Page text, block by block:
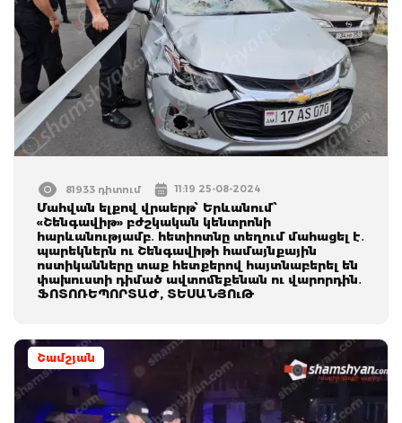
81933 դիտում 11:19 25-08-2024
Մահվան ելքով վրաերթ՝ Երևանում՝
«Շենգավիթ» բժշկական կենտրոնի
հարևանությամբ․ հետիոտնը տեղում մահացել է․
պարեկներն ու Շենգավիթի համայնքային
ոստիկանները տաք հետքերով հայտնաբերել են
փախուստի դիմած ավտոմեքենան ու վարորդին․
ՖՈՏՈՌԵՊՈՐՏԱԺ, ՏԵՍԱՆՅՈւԹ
Շամշյան